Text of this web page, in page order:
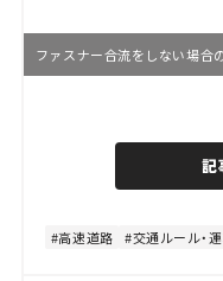
ファスナー合流をしない場合
記
高速道路 交通ルール・